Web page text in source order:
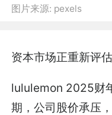
图片来源: pexels
资本市场正重新评
lululemon 2025财
期，公司股价承压